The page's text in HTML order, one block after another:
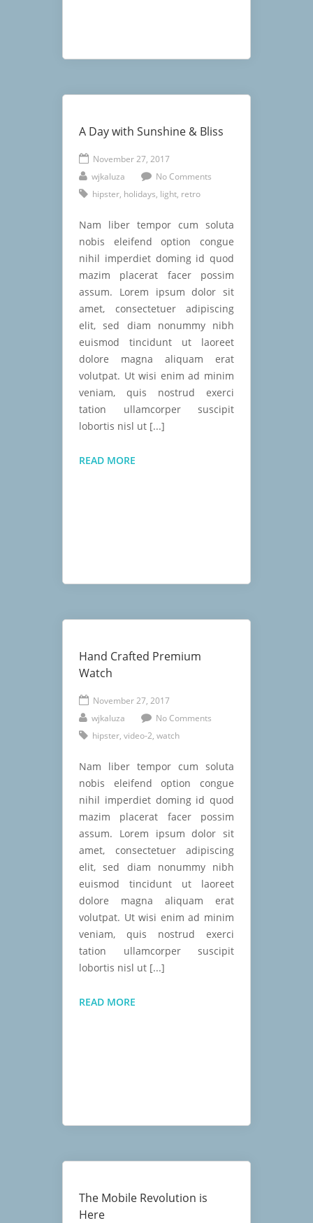
A Day with Sunshine & Bliss
November 27, 2017
wjkaluza
No Comments
hipster, holidays, light, retro
Nam liber tempor cum soluta
nobis eleifend option congue
nihil imperdiet doming id quod
mazim placerat facer possim
assum. Lorem ipsum dolor sit
amet, consectetuer adipiscing
elit, sed diam nonummy nibh
euismod tincidunt ut laoreet
dolore magna aliquam erat
volutpat. Ut wisi enim ad minim
veniam, quis nostrud exerci
tation ullamcorper suscipit
lobortis nisl ut [...]
READ MORE
Hand Crafted Premium
Watch
November 27, 2017
wjkaluza
No Comments
hipster, video-2, watch
Nam liber tempor cum soluta
nobis eleifend option congue
nihil imperdiet doming id quod
mazim placerat facer possim
assum. Lorem ipsum dolor sit
amet, consectetuer adipiscing
elit, sed diam nonummy nibh
euismod tincidunt ut laoreet
dolore magna aliquam erat
volutpat. Ut wisi enim ad minim
veniam, quis nostrud exerci
tation ullamcorper suscipit
lobortis nisl ut [...]
READ MORE
The Mobile Revolution is
Here